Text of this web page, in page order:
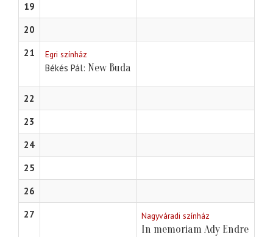
19
20
21
Egri színház
Békés Pál New Buda
22
23
24
25
26
27
Nagyváradi színház
In memoriam Ady Endre